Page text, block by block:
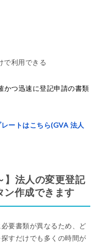
で利用できる
かつ迅速に登記申請の書類
ートはこちら(GVA 法人
】法人の変更登記
ン作成できます
要書類が異なるため、ど
すだけでも多くの時間が